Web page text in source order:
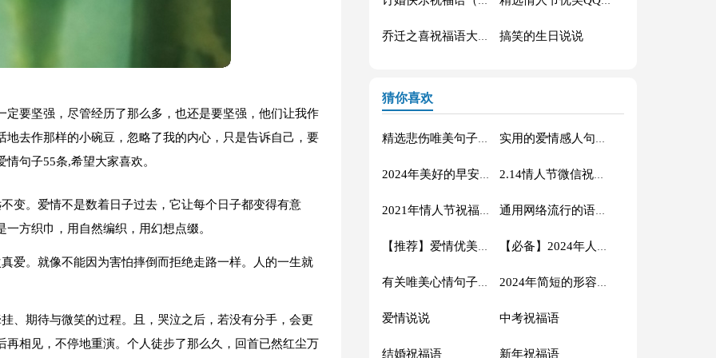
要坚强，尽管经历了那么多，也还是要坚强，他们让我作
去作那样的小碗豆，忽略了我的内心，只是告诉自己，要
句子55条,希望大家喜欢。
变。爱情不是数着日子过去，它让每个日子都变得有意
方织巾，用自然编织，用幻想点缀。
爱。就像不能因为害怕摔倒而拒绝走路一样。人的一生就
、期待与微笑的过程。且，哭泣之后，若没有分手，会更
相见，不停地重演。个人徒步了那么久，回首已然红尘万
搞笑的生日说说
猜你喜欢
精选悲伤唯美句子锦集96条 实用的爱情感人句子汇编39条
2024年美好的早安朋友圈祝福语大集合61条 2.14情人节微信祝福语集锦34条
2021年情人节祝福语句摘录68条 通用网络流行的语录汇编63句
【推荐】爱情优美句子汇总95条 【必备】2024年人生唯美的句子合集80句
有关唯美心情句子集合59句 2024年简短的形容幸福甜蜜的句子摘录36句
爱情说说 中考祝福语
结婚祝福语 新年祝福语